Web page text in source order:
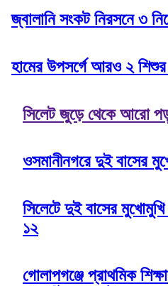
জ্বালানি সংকট নিরসনে ৩
হামের উপসর্গে আরও ২
সিলেট জুড়ে থেকে আরো
ওসমানীনগরে দুই বাসের
সিলেটে দুই বাসের
১২
গোলাপগঞ্জে প্রাথমিক